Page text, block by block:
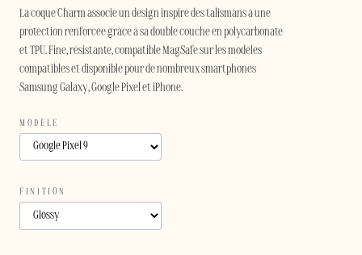
La coque Charm associe un design inspiré des talismans à une
protection renforcée grâce à sa double couche en polycarbonate
et TPU. Fine, résistante, compatible MagSafe sur les modèles
compatibles et disponible pour de nombreux smartphones
Samsung Galaxy, Google Pixel et iPhone.
MODÈLE
FINITION